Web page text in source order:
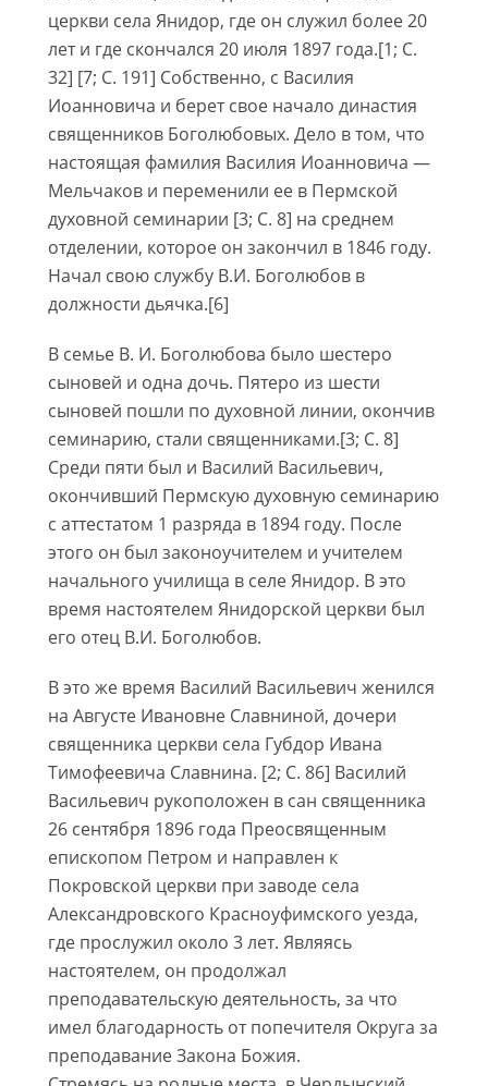
церкви села Янидор, где он служил более 20
лет и где скончался 20 июля 1897 года.[1; С.
32] [7; С. 191] Собственно, с Василия
Иоанновича и берет свое начало династия
священников Боголюбовых. Дело в том, что
настоящая фамилия Василия Иоанновича —
Мельчаков и переменили ее в Пермской
духовной семинарии [3; С. 8] на среднем
отделении, которое он закончил в 1846 году.
Начал свою службу В.И. Боголюбов в
должности дьячка.[6]
В семье В. И. Боголюбова было шестеро
сыновей и одна дочь. Пятеро из шести
сыновей пошли по духовной линии, окончив
семинарию, стали священниками.[3; С. 8]
Среди пяти был и Василий Васильевич,
окончивший Пермскую духовную семинарию
с аттестатом 1 разряда в 1894 году. После
этого он был законоучителем и учителем
начального училища в селе Янидор. В это
время настоятелем Янидорской церкви был
его отец В.И. Боголюбов.
В это же время Василий Васильевич женился
на Августе Ивановне Славниной, дочери
священника церкви села Губдор Ивана
Тимофеевича Славнина. [2; С. 86] Василий
Васильевич рукоположен в сан священника
26 сентября 1896 года Преосвященным
епископом Петром и направлен к
Покровской церкви при заводе села
Александровского Красноуфимского уезда,
где прослужил около 3 лет. Являясь
настоятелем, он продолжал
преподавательскую деятельность, за что
имел благодарность от попечителя Округа за
преподавание Закона Божия.